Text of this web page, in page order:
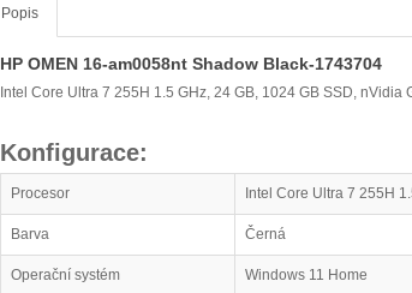
Popis
HP OMEN 16-am0058nt Shadow Black-1743704
Intel Core Ultra 7 255H 1.5 GHz, 24 GB, 1024 GB SSD,
Konfigurace:
Procesor Intel Core Ultra 7 255H
Barva Černá
Operační systém Windows 11 Home